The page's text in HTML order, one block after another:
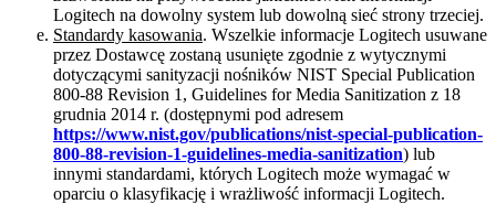
Logitech na dowolny system lub dowolną sieć strony trzeciej.
Standardy kasowania. Wszelkie informacje Logitech usuwane
przez Dostawcę zostaną usunięte zgodnie z wytycznymi
dotyczącymi sanityzacji nośników NIST Special Publication
800-88 Revision 1, Guidelines for Media Sanitization z 18
grudnia 2014 r. (dostępnymi pod adresem
https://www.nist.gov/publications/nist-special-publication-
800-88-revision-1-guidelines-media-sanitization) lub
innymi standardami, których Logitech może wymagać w
oparciu o klasyfikację i wrażliwość informacji Logitech.